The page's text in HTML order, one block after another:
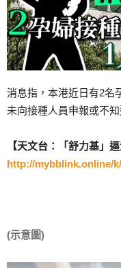
消息指，本港近日有2名
未向接種人員申報或不
【天文台：「舒力基」
http://mybblink.online/
(示意圖)